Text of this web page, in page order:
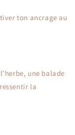
ton ancrage au
une balade
la